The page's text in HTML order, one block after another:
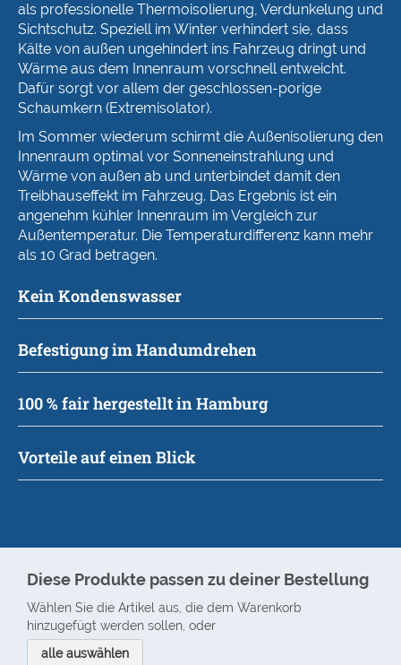
als professionelle Thermoisolierung, Verdunkelung und
Sichtschutz. Speziell im Winter verhindert sie, dass
Kälte von außen ungehindert ins Fahrzeug dringt und
Wärme aus dem Innenraum vorschnell entweicht.
Dafür sorgt vor allem der geschlossen-porige
Schaumkern (Extremisolator).
Im Sommer wiederum schirmt die Außenisolierung den
Innenraum optimal vor Sonneneinstrahlung und
Wärme von außen ab und unterbindet damit den
Treibhauseffekt im Fahrzeug. Das Ergebnis ist ein
angenehm kühler Innenraum im Vergleich zur
Außentemperatur. Die Temperaturdifferenz kann mehr
als 10 Grad betragen.
Kein Kondenswasser
Befestigung im Handumdrehen
100 % fair hergestellt in Hamburg
Vorteile auf einen Blick
Diese Produkte passen zu deiner Bestellung
Wählen Sie die Artikel aus, die dem Warenkorb
hinzugefügt werden sollen, oder
alle auswählen